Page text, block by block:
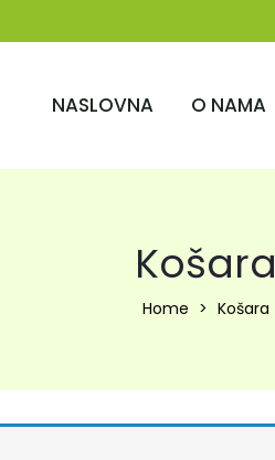
NASLOVNA O NAMA
Košara
Home Košara